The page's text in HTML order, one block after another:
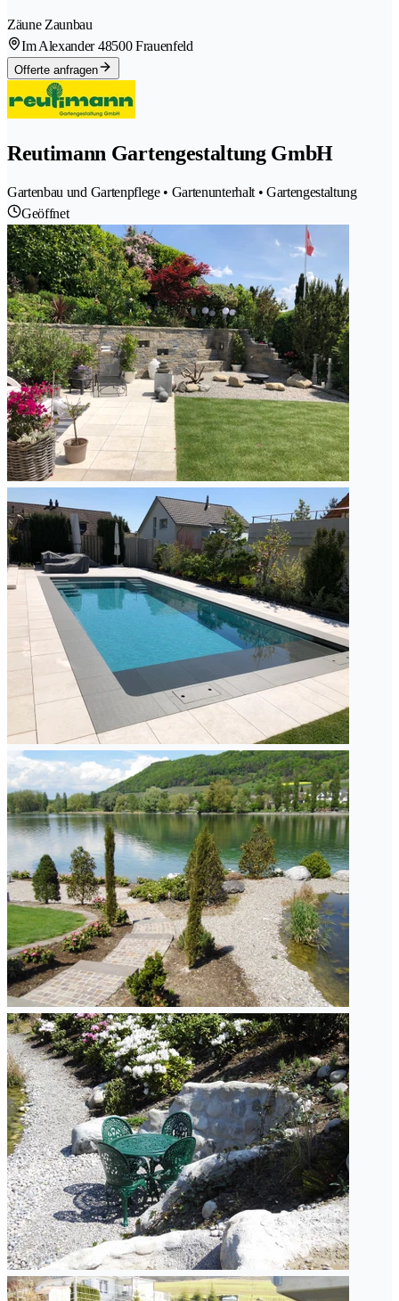
Zäune Zaunbau
Im Alexander 48500 Frauenfeld
Offerte anfragen
Reutimann Gartengestaltung GmbH
Gartenbau und Gartenpflege • Gartenunterhalt • Gartengestaltung
Geöffnet